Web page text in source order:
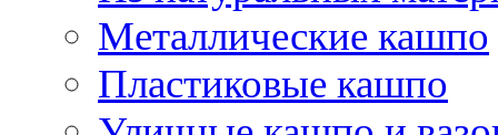
Металлические кашпо
Пластиковые кашпо